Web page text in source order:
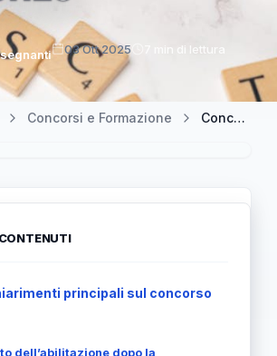
03 Ott 2025 7 min di lettura
Concorsi e Formazione Concorso scuola 2025: approfondimenti sull'esame di abilitazione e scadenze
principali sul concorso
dell’abilitazione dopo la